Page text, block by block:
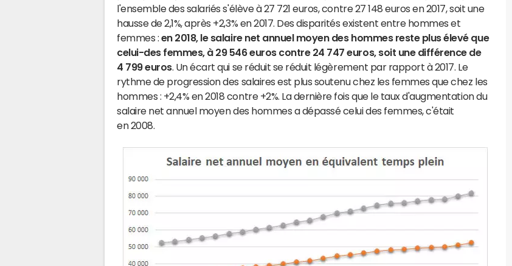
l'ensemble des salariés s'élève à 27 721 euros, contre 27 148 euros en 2017, soit une
hausse de 2,1%, après +2,3% en 2017. Des disparités existent entre hommes et
femmes : en 2018, le salaire net annuel moyen des hommes reste plus élevé que
celui-des femmes, à 29 546 euros contre 24 747 euros, soit une différence de
4 799 euros. Un écart qui se réduit se réduit légèrement par rapport à 2017. Le
rythme de progression des salaires est plus soutenu chez les femmes que chez les
hommes : +2,4% en 2018 contre +2%. La dernière fois que le taux d'augmentation du
salaire net annuel moyen des hommes a dépassé celui des femmes, c'était
en 2008.